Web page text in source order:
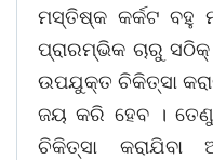
ମସ୍ତିଷ୍କ କର୍କଟ ବହୁ
ପ୍ରାରମ୍ଭିକ ଚାରୁ
ଉପଯୁକ୍ତ ଚିକିତ୍ସା
ଜୟ କରି ହେବ । ତେଣୁ
ଚିକିତ୍ସା